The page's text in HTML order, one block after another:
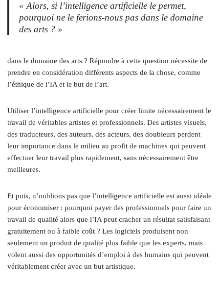
« Alors, si l’intelligence artificielle le permet,
pourquoi ne le ferions-nous pas dans le domaine
des arts ? »
dans le domaine des arts ? Répondre à cette question nécessite de
prendre en considération différents aspects de la chose, comme
l’éthique de l’IA et le but de l’art.
Utiliser l’intelligence artificielle pour créer limite nécessairement le
travail de véritables artistes et professionnels. Des artistes visuels,
des traducteurs, des auteurs, des acteurs, des doubleurs perdent
leur importance dans le milieu au profit de machines qui peuvent
effectuer leur travail plus rapidement, sans nécessairement être
meilleures.
Et puis, n’oublions pas que l’intelligence artificielle est aussi idéale
pour économiser : pourquoi payer des professionnels pour faire un
travail de qualité alors que l’IA peut cracher un résultat satisfaisant
gratuitement ou à faible coût ? Les logiciels produisent non
seulement un produit de qualité plus faible que les experts, mais
volent aussi des opportunités d’emploi à des humains qui peuvent
véritablement créer avec un but artistique.